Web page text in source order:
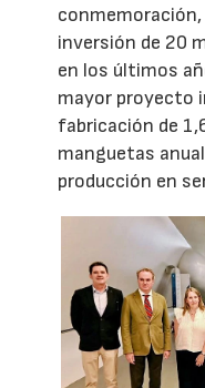
inversión de 20
en los últimos
mayor proyecto
fabricación de
manguetas
producción en